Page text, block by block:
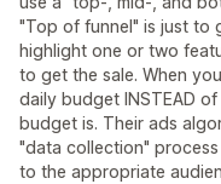
"Top of funnel" is just to
highlight one or two
to get the sale. When
daily budget INSTEAD
budget is. Their ads
"data collection"
to the appropriate